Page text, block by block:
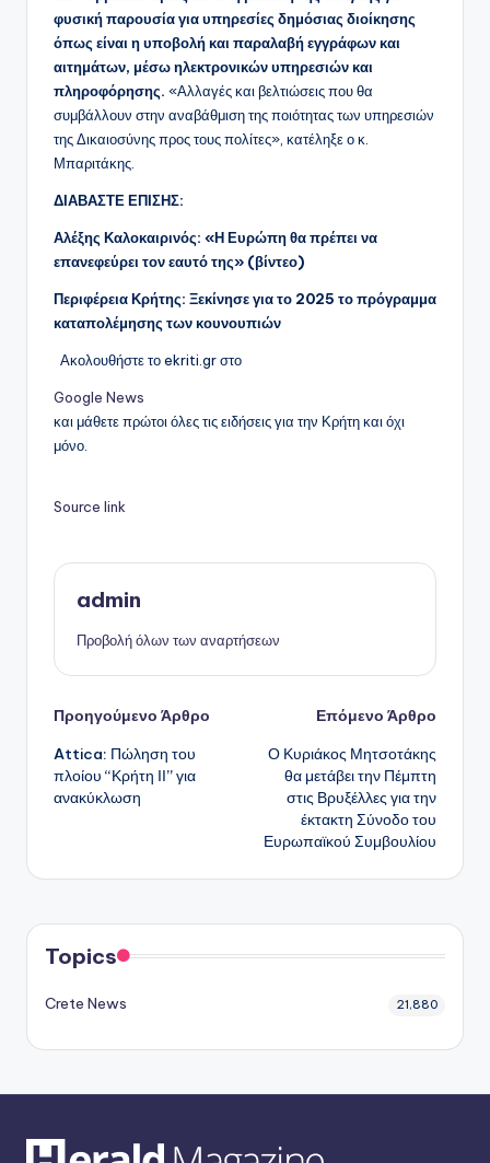
φυσική παρουσία για υπηρεσίες δημόσιας διοίκησης
όπως είναι η υποβολή και παραλαβή εγγράφων και
αιτημάτων, μέσω ηλεκτρονικών υπηρεσιών και
πληροφόρησης. «Αλλαγές και βελτιώσεις που θα
συμβάλλουν στην αναβάθμιση της ποιότητας των υπηρεσιών
της Δικαιοσύνης προς τους πολίτες», κατέληξε ο κ.
Μπαριτάκης.
ΔΙΑΒΑΣΤΕ ΕΠΙΣΗΣ:
Αλέξης Καλοκαιρινός: «Η Ευρώπη θα πρέπει να
επανεφεύρει τον εαυτό της» (βίντεο)
Περιφέρεια Κρήτης: Ξεκίνησε για το 2025 το πρόγραμμα
καταπολέμησης των κουνουπιών
Ακολουθήστε το ekriti.gr στο
Google News
και μάθετε πρώτοι όλες τις ειδήσεις για την Κρήτη και όχι
μόνο.
Source link
admin
Προβολή όλων των αναρτήσεων
Πλοήγηση
δημοσιεύσεων
Προηγούμενο Άρθρο
Attica: Πώληση του
πλοίου “Κρήτη ΙΙ” για
ανακύκλωση
Επόμενο Άρθρο
Ο Κυριάκος Μητσοτάκης
θα μετάβει την Πέμπτη
στις Βρυξέλλες για την
έκτακτη Σύνοδο του
Ευρωπαϊκού Συμβουλίου
Topics
Crete News 21,880